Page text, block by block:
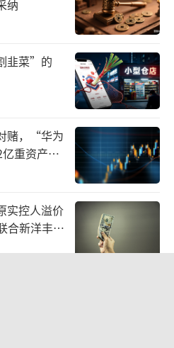
说，他认为“仅退款”视
去几年最优秀的设计之
帮助平台维护了用户的
由商家承担。两位阿里
退款政策可能只适用于
构不同，拼多多上白牌
家在运营预算里就已经
纳
韭菜”的
赌，“华为
重资产考
实控人溢价
新洋丰、